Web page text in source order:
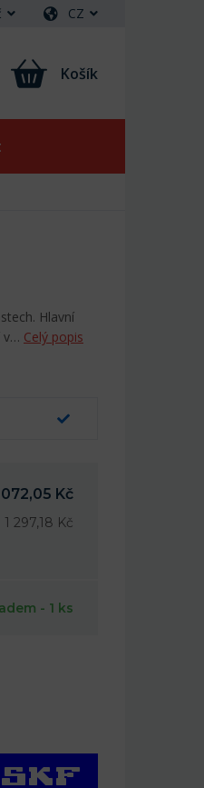
CZ
Košík
Hlavní
v… Celý popis
072,05 Kč
1 297,18 Kč
- 1 ks